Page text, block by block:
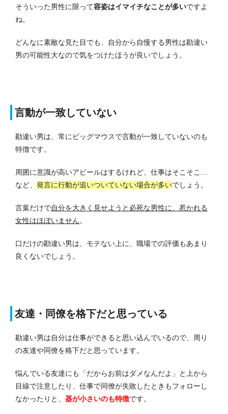
そういった男性に限って容姿はイマイチなことが多いですよ
ね。
どんなに素敵な見た目でも、自分から自慢する男性は勘違い
男の可能性大なので気をつけたほうが良いでしょう。
言動が一致していない
勘違い男は、常にビッグマウスで言動が一致していないのも
特徴です。
周囲に意識が高いアピールはするけれど、仕事はそこそこ…
など、 発言に行動が追いついていない場合が多いでしょう。
言葉だけで自分を大きく見せようと必死な男性に、惹かれる
女性はほぼいません。
口だけの勘違い男は、モテない上に、職場での評価もあまり
良くないでしょう。
友達・同僚を格下だと思っている
勘違い男は自分は仕事ができると思い込んでいるので、周り
の友達や同僚を格下だと思っています。
悩んでいる友達にも「だからお前はダメなんだよ」と上から
目線で注意したり、仕事で同僚が失敗したときもフォローし
なかったりと、 器が小さいのも特徴です。